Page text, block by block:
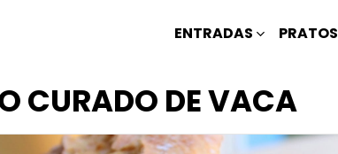
ENTRADAS PRATOS
CURADO DE VACA